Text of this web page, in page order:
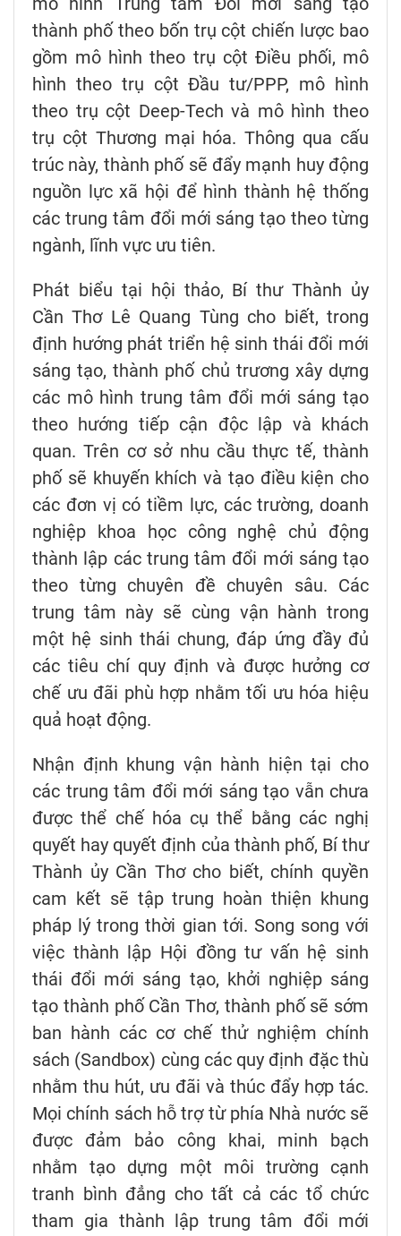
thành phố theo bốn trụ cột chiến lược bao
gồm mô hình theo trụ cột Điều phối, mô
hình theo trụ cột Đầu tư/PPP, mô hình
theo trụ cột Deep-Tech và mô hình theo
trụ cột Thương mại hóa. Thông qua cấu
trúc này, thành phố sẽ đẩy mạnh huy động
nguồn lực xã hội để hình thành hệ thống
các trung tâm đổi mới sáng tạo theo từng
ngành, lĩnh vực ưu tiên.
Phát biểu tại hội thảo, Bí thư Thành ủy
Cần Thơ Lê Quang Tùng cho biết, trong
định hướng phát triển hệ sinh thái đổi mới
sáng tạo, thành phố chủ trương xây dựng
các mô hình trung tâm đổi mới sáng tạo
theo hướng tiếp cận độc lập và khách
quan. Trên cơ sở nhu cầu thực tế, thành
phố sẽ khuyến khích và tạo điều kiện cho
các đơn vị có tiềm lực, các trường, doanh
nghiệp khoa học công nghệ chủ động
thành lập các trung tâm đổi mới sáng tạo
theo từng chuyên đề chuyên sâu. Các
trung tâm này sẽ cùng vận hành trong
một hệ sinh thái chung, đáp ứng đầy đủ
các tiêu chí quy định và được hưởng cơ
chế ưu đãi phù hợp nhằm tối ưu hóa hiệu
quả hoạt động.
Nhận định khung vận hành hiện tại cho
các trung tâm đổi mới sáng tạo vẫn chưa
được thể chế hóa cụ thể bằng các nghị
quyết hay quyết định của thành phố, Bí thư
Thành ủy Cần Thơ cho biết, chính quyền
cam kết sẽ tập trung hoàn thiện khung
pháp lý trong thời gian tới. Song song với
việc thành lập Hội đồng tư vấn hệ sinh
thái đổi mới sáng tạo, khởi nghiệp sáng
tạo thành phố Cần Thơ, thành phố sẽ sớm
ban hành các cơ chế thử nghiệm chính
sách (Sandbox) cùng các quy định đặc thù
nhằm thu hút, ưu đãi và thúc đẩy hợp tác.
Mọi chính sách hỗ trợ từ phía Nhà nước sẽ
được đảm bảo công khai, minh bạch
nhằm tạo dựng một môi trường cạnh
tranh bình đẳng cho tất cả các tổ chức
tham gia thành lập trung tâm đổi mới